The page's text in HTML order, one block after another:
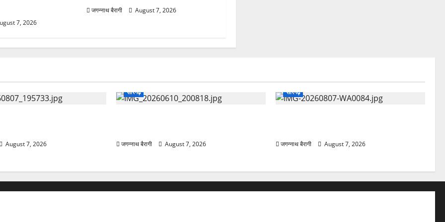
7, 2026
जगन्नाथ बैरागी August 7, 2026
August 7, 2026
सारंगढ़
जगन्नाथ बैरागी August 7, 2026
सारंगढ़
जगन्नाथ बैरागी August 7, 2026